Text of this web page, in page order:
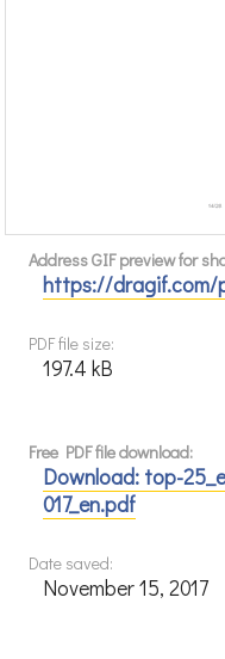
Address GIF preview for
https://dragif.com/
PDF file size:
197.4 kB
Free PDF file download:
Download: top-
017_en.pdf
Date saved:
November 15, 2017